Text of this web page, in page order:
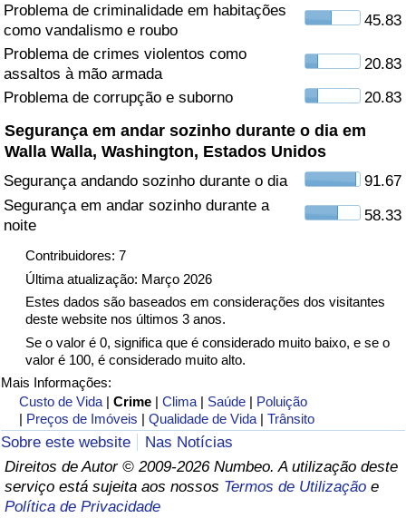
Problema de criminalidade em habitações
como vandalismo e roubo
45.83
Problema de crimes violentos como
assaltos à mão armada
20.83
Problema de corrupção e suborno
20.83
Segurança em andar sozinho durante o dia em
Walla Walla, Washington, Estados Unidos
Segurança andando sozinho durante o dia
91.67
Segurança em andar sozinho durante a
noite
58.33
Contribuidores: 7
Última atualização: Março 2026
Estes dados são baseados em considerações dos visitantes
deste website nos últimos 3 anos.
Se o valor é 0, significa que é considerado muito baixo, e se o
valor é 100, é considerado muito alto.
Mais Informações:
Custo de Vida |Crime |Clima | Saúde | Poluição
| Preços de Imóveis |Qualidade de Vida |Trânsito
Sobre este website
Nas Notícias
Direitos de Autor © 2009-2026 Numbeo. A utilização deste
serviço está sujeita aos nossos Termos de Utilização e
Política de Privacidade
Índice de poluição
Indicador de Poluição por País
Trânsito
Indicador de Trânsito
Indicador de Trânsito (Atual)
Indicador de Trânsito por País